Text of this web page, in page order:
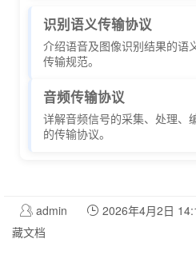
识别语义传输协议
介绍语音及图像识别结果的语
传输规范。
音频传输协议
详解音频信号的采集、处理、
的传输协议。
admin 2026年4月2日
藏文档